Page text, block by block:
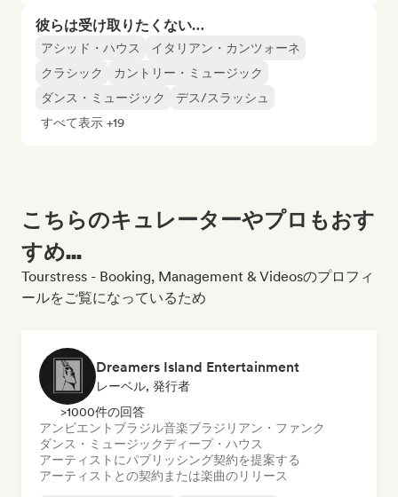
彼らは受け取りたくない…
アシッド・ハウス
イタリアン・カンツォーネ
クラシック
カントリー・ミュージック
ダンス・ミュージック
デス/スラッシュ
すべて表示 +19
こちらのキュレーターやプロもおす
すめ...
Tourstress - Booking, Management & Videosのプロフィ
ールをご覧になっているため
Dreamers Island Entertainment
レーベル, 発行者
>1000件の回答
アンビエント ブラジル音楽ブラジリアン・ファンク
ダンス・ミュージックディープ・ハウス
アーティストにパブリッシング契約を提案する
アーティストとの契約または楽曲のリリース